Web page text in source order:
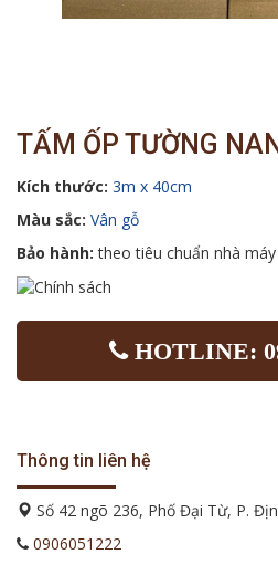
TẤM ỐP TƯỜNG
Kích thước: 3m x 40cm
Màu sắc: Vân gỗ
Bảo hành:theo tiêu chuẩn nhà máy
HOTLINE:
Thông tin liên hệ
Số 42 ngõ 236, Phố Đại Từ, P.
0906051222